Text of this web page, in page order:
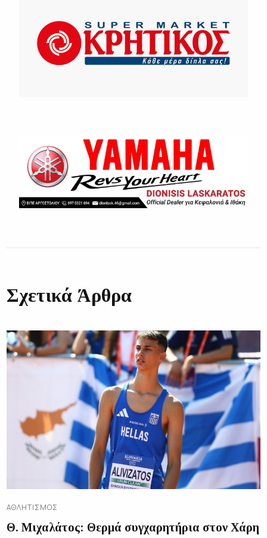
Σχετικά Άρθρα
ΑΘΛΗΤΙΣΜΌΣ
Θ. Μιχαλάτος: Θερμά συγχαρητήρια στον Χάρη